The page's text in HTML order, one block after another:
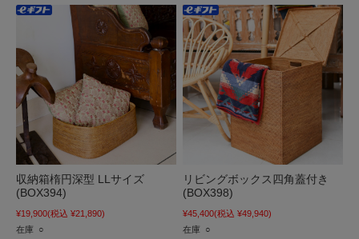
収納箱楕円深型 LLサイズ
(BOX394)
¥19,900(税込 ¥21,890)
在庫 ○
リビングボックス四角蓋付き
(BOX398)
¥45,400(税込 ¥49,940)
在庫 ○